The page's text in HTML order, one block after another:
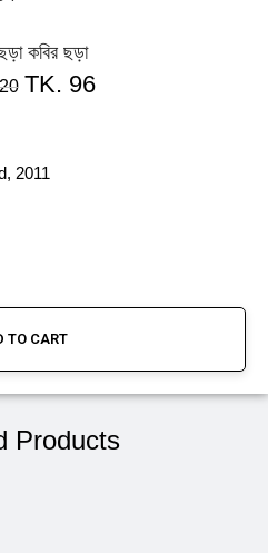
কবির ছড়া
TK. 96
2011
TO CART
Products